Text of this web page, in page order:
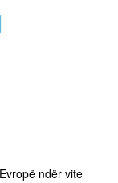
ndër vite